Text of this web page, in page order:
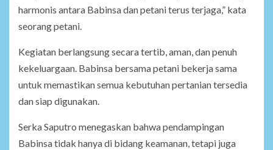
harmonis antara Babinsa dan petani terus terjaga,” kata
seorang petani.
Kegiatan berlangsung secara tertib, aman, dan penuh
kekeluargaan. Babinsa bersama petani bekerja sama
untuk memastikan semua kebutuhan pertanian tersedia
dan siap digunakan.
Serka Saputro menegaskan bahwa pendampingan
Babinsa tidak hanya di bidang keamanan, tetapi juga